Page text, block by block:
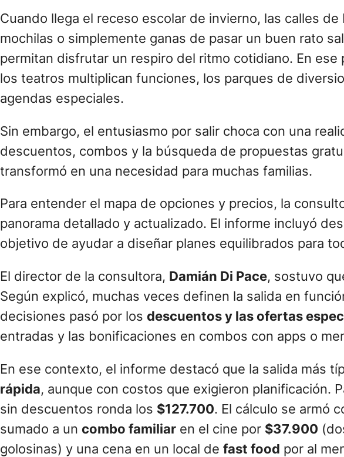
Cuando llega el receso escolar de invierno, las calles
mochilas o simplemente ganas de pasar un buen rato
permitan disfrutar un respiro del ritmo cotidiano. En
los teatros multiplican funciones, los parques de
agendas especiales.
Sin embargo, el entusiasmo por salir choca con una
descuentos, combos y la búsqueda de propuestas
transformó en una necesidad para muchas familias.
Para entender el mapa de opciones y precios, la
panorama detallado y actualizado. El informe incluyó
objetivo de ayudar a diseñar planes equilibrados para
El director de la consultora, Damián Di Pace, sostuvo
Según explicó, muchas veces definen la salida en
decisiones pasó por los descuentos y las ofertas
entradas y las bonificaciones en combos con apps o
En ese contexto, el informe destacó que la salida más
rápida, aunque con costos que exigieron planificación.
sin descuentos ronda los $127.700. El cálculo se armó
sumado a un combo familiar en el cine por $37.900
golosinas) y una cena en un local de fast food por al